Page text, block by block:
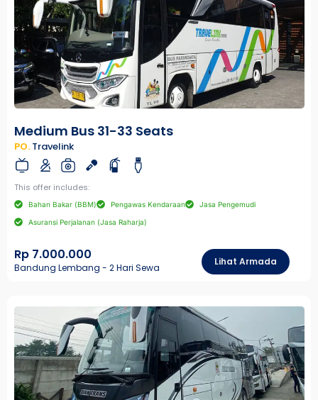
Medium Bus 31-33 Seats
PO. Travelink
This offer includes:
Bahan Bakar (BBM) Pengawas Kendaraan Jasa Pengemudi
Asuransi Perjalanan (Jasa Raharja)
Rp 7.000.000
Bandung Lembang - 2 Hari Sewa
Lihat Armada